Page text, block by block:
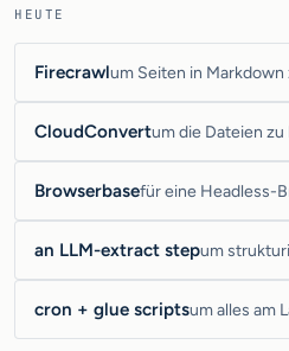
HEUTE
Firecrawlum Seiten in Markdown
CloudConvertum die Dateien
Browserbasefür eine Headless-
an LLM-extract stepum
cron + glue scriptsum alles am